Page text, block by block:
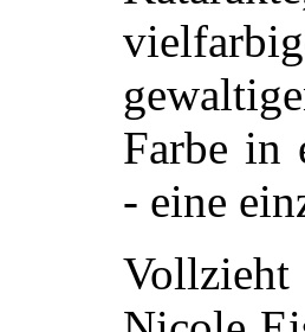
Farbe in
- eine